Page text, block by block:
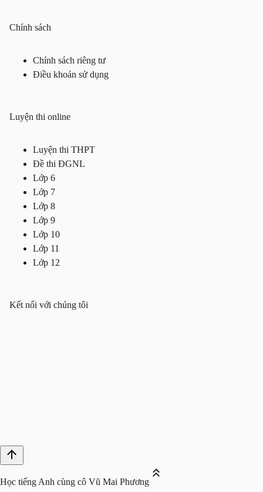
Chính sách
Chính sách riêng tư
Điều khoản sử dụng
Luyện thi online
Luyện thi THPT
Đề thi ĐGNL
Lớp 6
Lớp 7
Lớp 8
Lớp 9
Lớp 10
Lớp 11
Lớp 12
Kết nối với chúng tôi
Học tiếng Anh cùng cô Vũ Mai Phương